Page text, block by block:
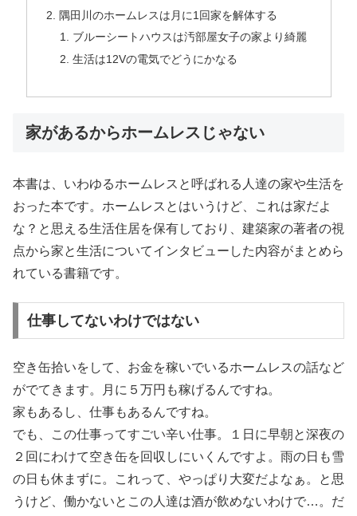
隅田川のホームレスは月に1回家を解体する
ブルーシートハウスは汚部屋女子の家より綺麗
生活は12Vの電気でどうにかなる
家があるからホームレスじゃない
本書は、いわゆるホームレスと呼ばれる人達の家や生活を
おった本です。ホームレスとはいうけど、これは家だよ
な？と思える生活住居を保有しており、建築家の著者の視
点から家と生活についてインタビューした内容がまとめら
れている書籍です。
仕事してないわけではない
空き缶拾いをして、お金を稼いでいるホームレスの話など
がでてきます。月に５万円も稼げるんですね。
家もあるし、仕事もあるんですね。
でも、この仕事ってすごい辛い仕事。１日に早朝と深夜の
２回にわけて空き缶を回収しにいくんですよ。雨の日も雪
の日も休まずに。これって、やっぱり大変だよなぁ。と思
うけど、働かないとこの人達は酒が飲めないわけで…。だ